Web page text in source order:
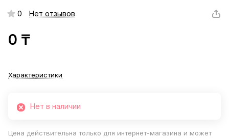
0 Нет отзывов
0 ₸
Характеристики
Нет в наличии
Цена действительна только для интернет-магазина и может